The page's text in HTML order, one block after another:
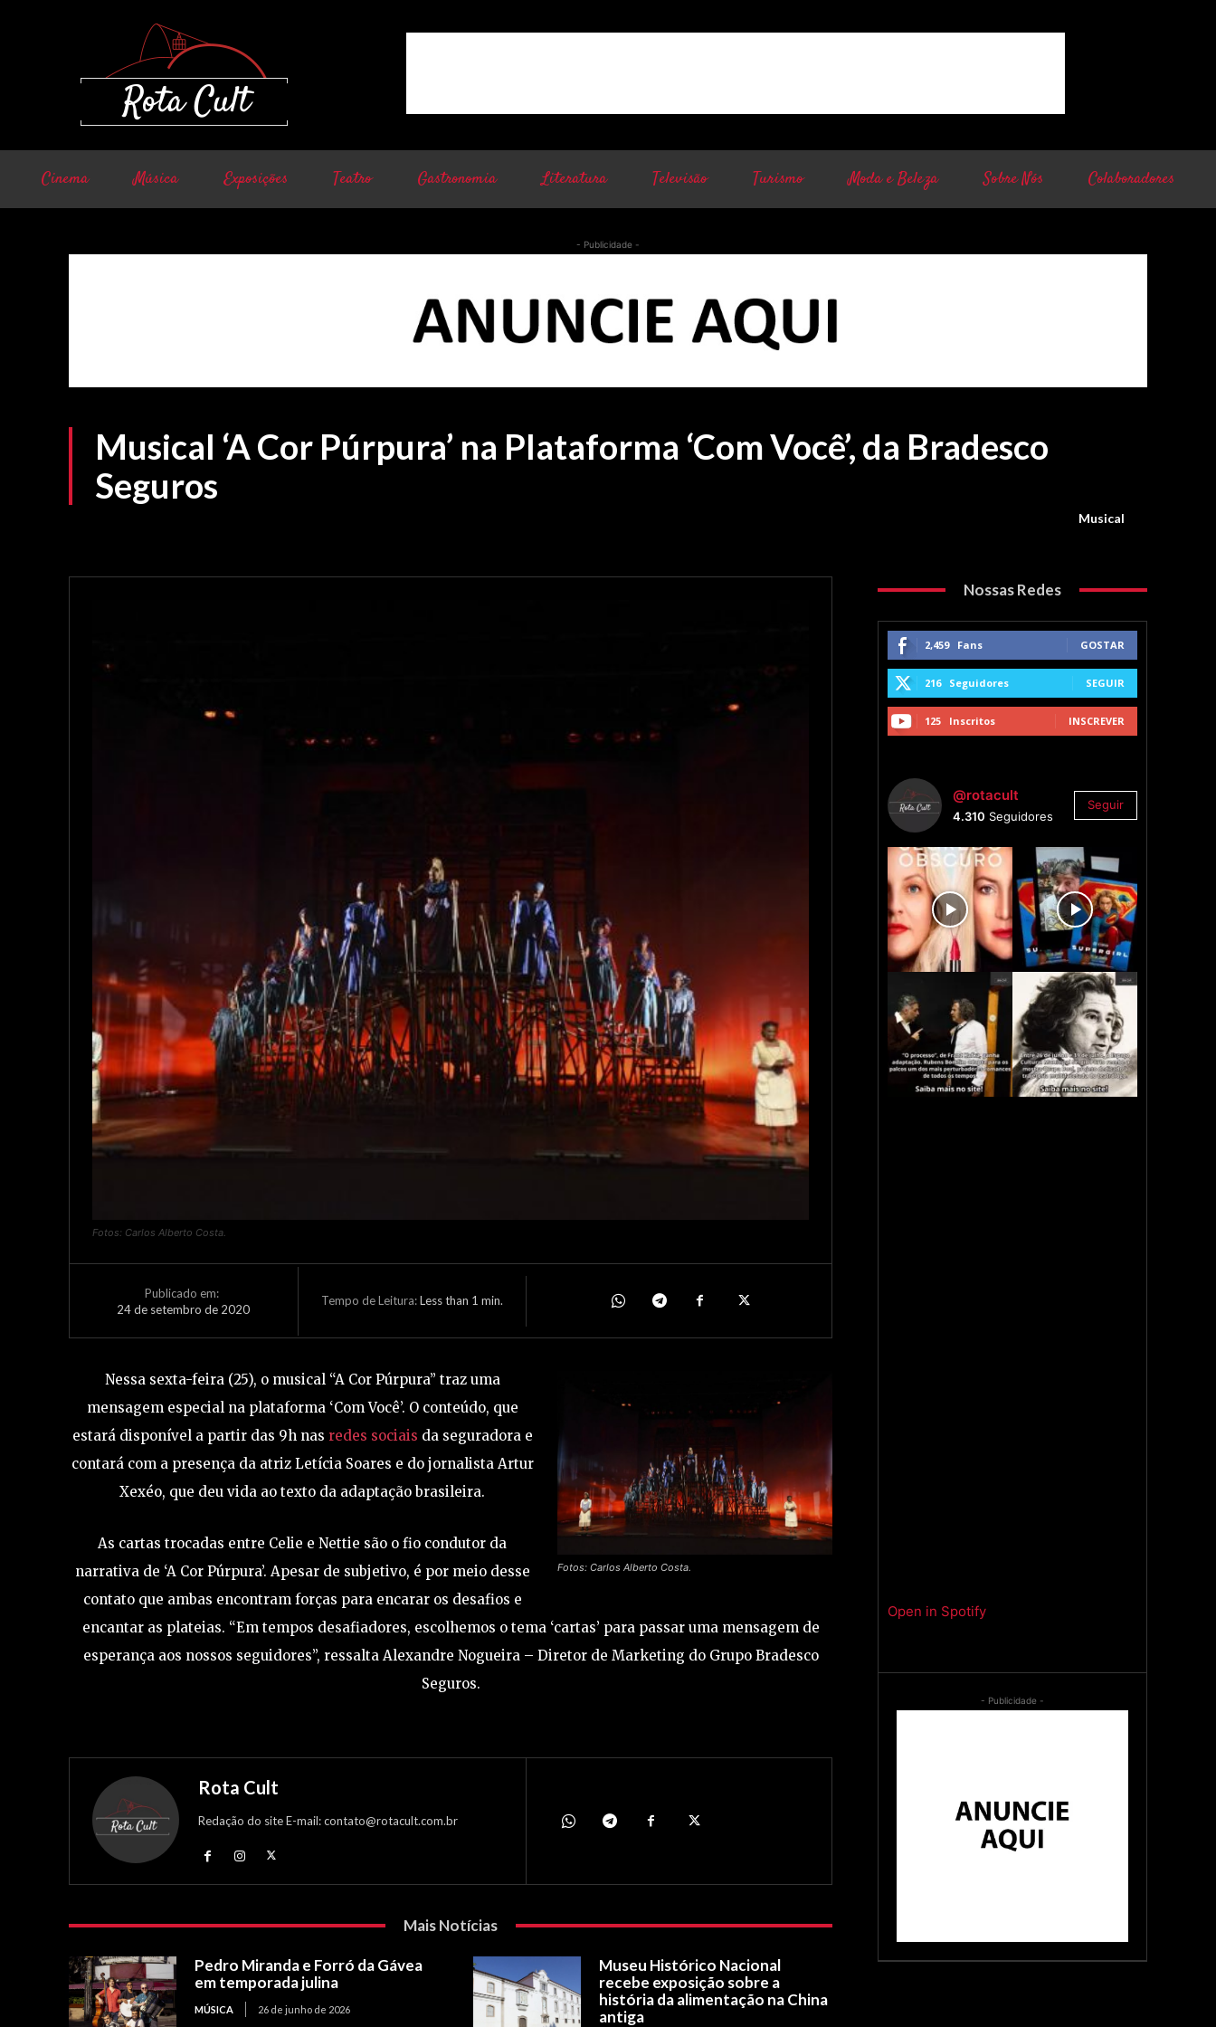
Cinema Música Exposições Teatro Gastronomia Literatura Televisão Turismo Moda e Beleza Sobre Nós Colaboradores
- Publicidade -
Musical ‘A Cor Púrpura’ na Plataforma ‘Com Você’, da Bradesco
Seguros
Musical
Fotos: Carlos Alberto Costa.
Publicado em:
24 de setembro de 2020
Tempo de Leitura:Less than 1 min.
Fotos: Carlos Alberto Costa.
Nessa sexta-feira (25), o musical “A Cor Púrpura” traz uma
mensagem especial na plataforma ‘Com Você’. O conteúdo, que
estará disponível a partir das 9h nas redes sociais da seguradora e
contará com a presença da atriz Letícia Soares e do jornalista Artur
Xexéo, que deu vida ao texto da adaptação brasileira.
As cartas trocadas entre Celie e Nettie são o fio condutor da
narrativa de ‘A Cor Púrpura’. Apesar de subjetivo, é por meio desse
contato que ambas encontram forças para encarar os desafios e
encantar as plateias. “Em tempos desafiadores, escolhemos o tema ‘cartas’ para passar uma mensagem de
esperança aos nossos seguidores”, ressalta Alexandre Nogueira – Diretor de Marketing do Grupo Bradesco
Seguros.
Rota Cult
Redação do site E-mail: contato@rotacult.com.br
Mais Notícias
Pedro Miranda e Forró da Gávea
em temporada julina
MÚSICA 26 de junho de 2026
Museu Histórico Nacional
recebe exposição sobre a
história da alimentação na China
antiga
Nossas Redes
2,459 Fans GOSTAR
216 Seguidores SEGUIR
125 Inscritos INSCREVER
@rotacult
4.310 Seguidores
Seguir
Open in Spotify
- Publicidade -